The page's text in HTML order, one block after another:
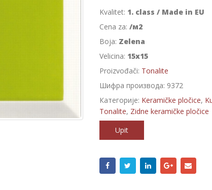
Kvalitet: 1. class / Made in EU
Cena za: /м2
Boja: Zelena
Velicina: 15x15
Proizvođači: Tonalite
Шифра производа: 9372
Категорије: Keramičke pločice,
Tonalite, Zidne keramičke pločice
Upit